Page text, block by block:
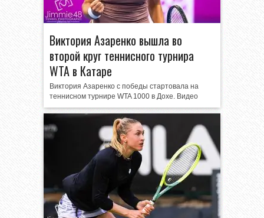
Виктория Азаренко вышла во
второй круг теннисного турнира
WTA в Катаре
Виктория Азаренко с победы стартовала на
теннисном турнире WTA 1000 в Дохе. Видео